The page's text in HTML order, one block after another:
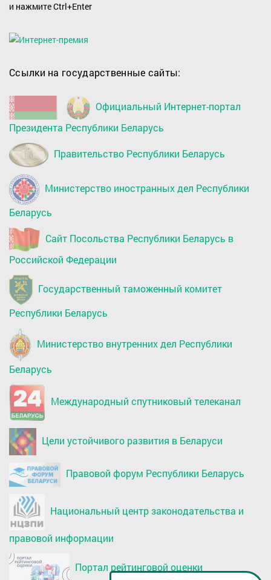
и нажмите Ctrl+Enter
Ссылки на государственные сайты:
Официальный Интернет-портал
Президента Республики Беларусь
Правительство Республики Беларусь
Министерство иностранных дел Республики
Беларусь
Сайт Посольства Республики Беларусь в
Российской Федерации
Государственный таможенный комитет
Республики Беларусь
Министерство внутренних дел Республики
Беларусь
Международный спутниковый телеканал
Цели устойчивого развития в Беларуси
Правовой форум Республики Беларусь
Национальный центр законодательства и
правовой информации
Портал рейтинговой оценки